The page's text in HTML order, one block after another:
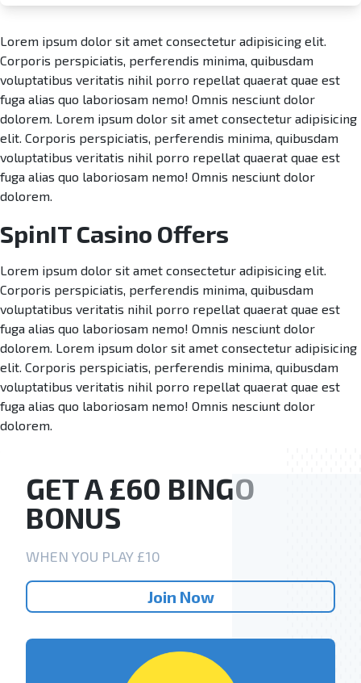
Lorem ipsum dolor sit amet consectetur adipisicing elit.
Corporis perspiciatis, perferendis minima, quibusdam
voluptatibus veritatis nihil porro repellat quaerat quae est
fuga alias quo laboriosam nemo! Omnis nesciunt dolor
dolorem. Lorem ipsum dolor sit amet consectetur adipisicing
elit. Corporis perspiciatis, perferendis minima, quibusdam
voluptatibus veritatis nihil porro repellat quaerat quae est
fuga alias quo laboriosam nemo! Omnis nesciunt dolor
dolorem.
SpinIT Casino Offers
Lorem ipsum dolor sit amet consectetur adipisicing elit.
Corporis perspiciatis, perferendis minima, quibusdam
voluptatibus veritatis nihil porro repellat quaerat quae est
fuga alias quo laboriosam nemo! Omnis nesciunt dolor
dolorem. Lorem ipsum dolor sit amet consectetur adipisicing
elit. Corporis perspiciatis, perferendis minima, quibusdam
voluptatibus veritatis nihil porro repellat quaerat quae est
fuga alias quo laboriosam nemo! Omnis nesciunt dolor
dolorem.
GET A £60 BINGO
BONUS
WHEN YOU PLAY £10
Join Now